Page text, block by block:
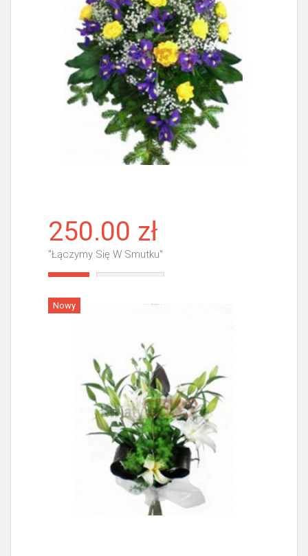
250.00 zł
"Łączymy Się W Smutku"
Nowy